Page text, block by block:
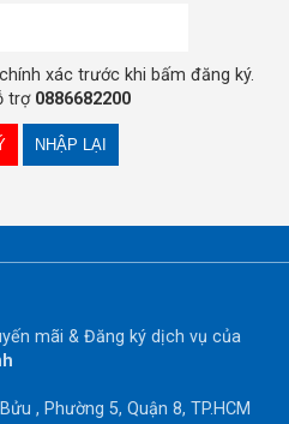
xác trước khi bấm đăng ký.
trợ 0886682200
mãi & Đăng ký dịch vụ của
, Phường 5, Quận 8, TP.HCM